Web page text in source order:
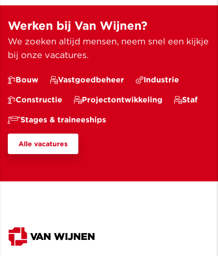
Werken bij Van Wijnen?
We zoeken altijd mensen, neem snel een kijkje
bij onze vacatures.
Bouw Vastgoedbeheer Industrie
Constructie Projectontwikkeling Staf
Stages & traineeships
Alle vacatures